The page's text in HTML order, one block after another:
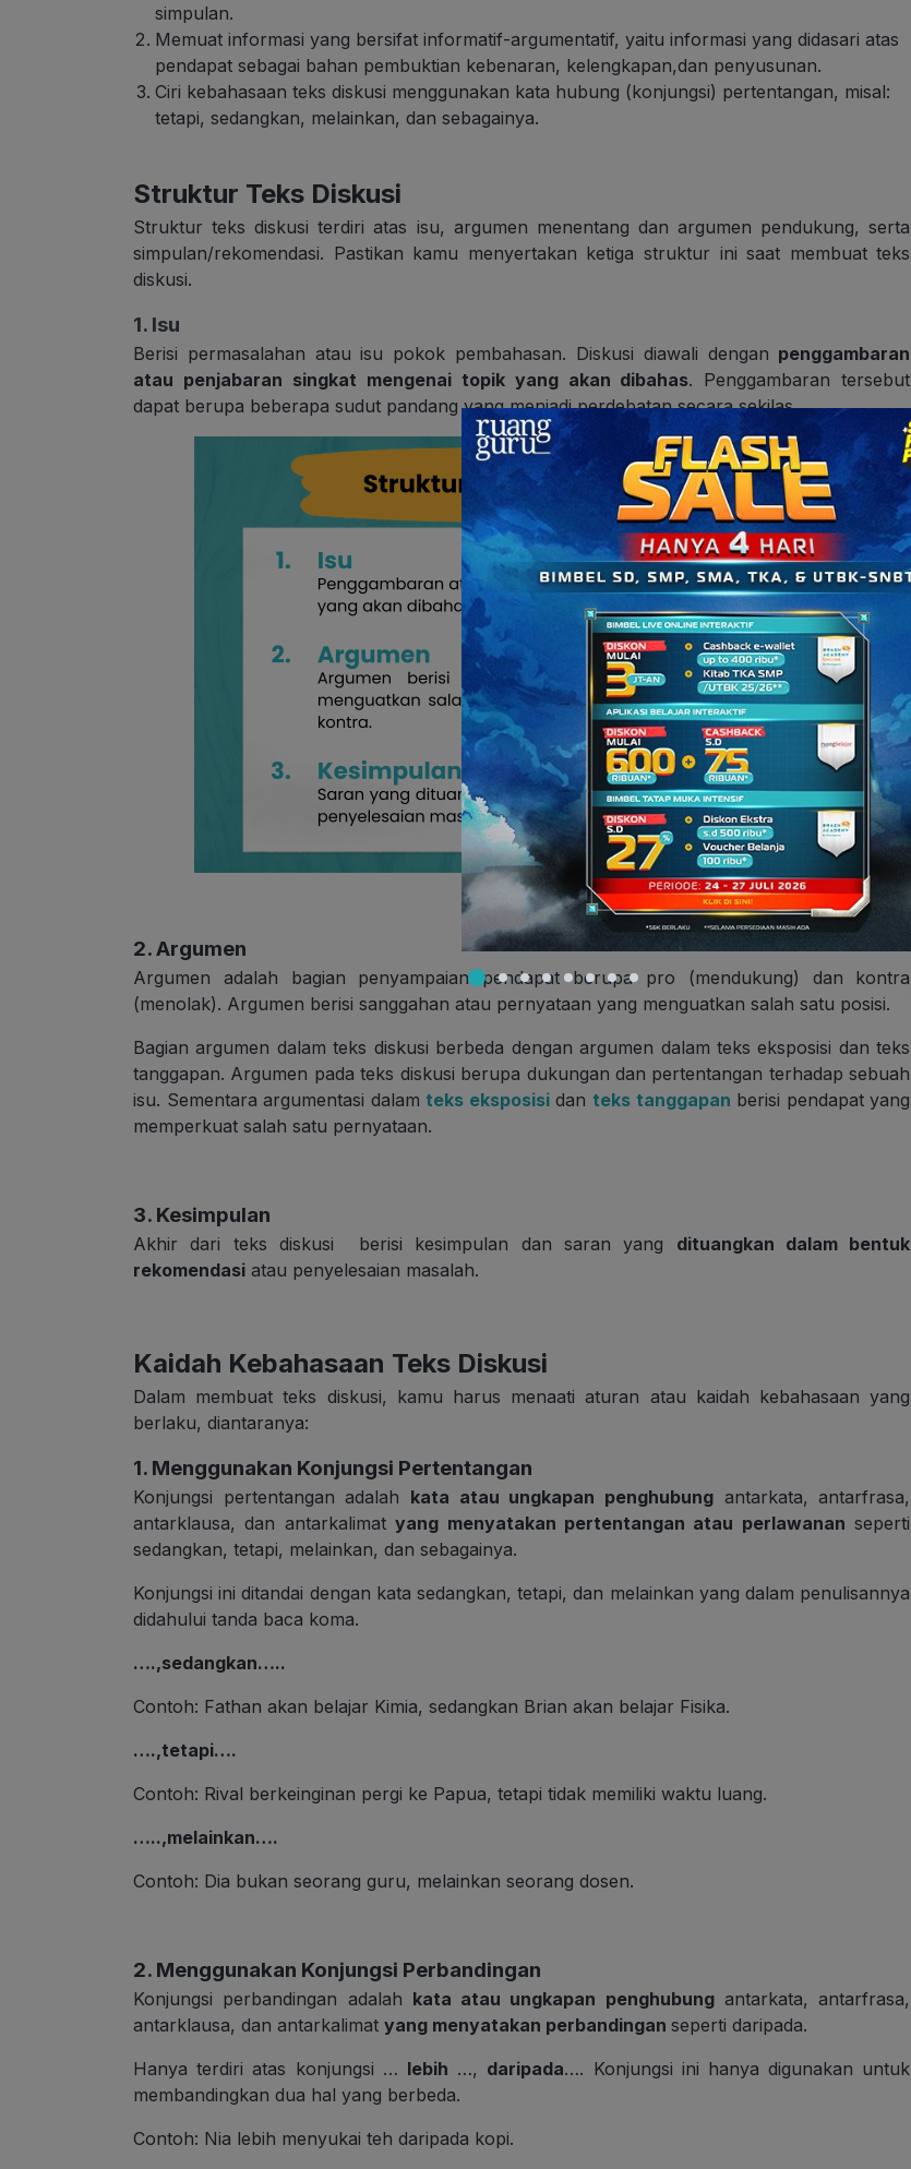
simpulan.
Memuat informasi yang bersifat informatif-argumentatif, yaitu informasi yang didasari atas
pendapat sebagai bahan pembuktian kebenaran, kelengkapan,dan penyusunan.
Ciri kebahasaan teks diskusi menggunakan kata hubung (konjungsi) pertentangan, misal:
tetapi, sedangkan, melainkan, dan sebagainya.
Struktur Teks Diskusi
Struktur teks diskusi terdiri atas isu, argumen menentang dan argumen pendukung, serta
simpulan/rekomendasi. Pastikan kamu menyertakan ketiga struktur ini saat membuat teks
diskusi.
1. Isu
Berisi permasalahan atau isu pokok pembahasan. Diskusi diawali dengan penggambaran
atau penjabaran singkat mengenai topik yang akan dibahas. Penggambaran tersebut
dapat berupa beberapa sudut pandang yang menjadi perdebatan secara sekilas.
2. Argumen
Argumen adalah bagian penyampaian pendapat berupa pro (mendukung) dan kontra
(menolak). Argumen berisi sanggahan atau pernyataan yang menguatkan salah satu posisi.
Bagian argumen dalam teks diskusi berbeda dengan argumen dalam teks eksposisi dan teks
tanggapan. Argumen pada teks diskusi berupa dukungan dan pertentangan terhadap sebuah
isu. Sementara argumentasi dalam teks eksposisidan teks tanggapan berisi pendapat yang
memperkuat salah satu pernyataan.
3. Kesimpulan
Akhir dari teks diskusi berisi kesimpulan dan saran yang dituangkan dalam bentuk
rekomendasi atau penyelesaian masalah.
Kaidah Kebahasaan Teks Diskusi
Dalam membuat teks diskusi, kamu harus menaati aturan atau kaidah kebahasaan yang
berlaku, diantaranya:
1. Menggunakan Konjungsi Pertentangan
Konjungsi pertentangan adalah kata atau ungkapan penghubung antarkata, antarfrasa,
antarklausa, dan antarkalimatyang menyatakan pertentangan atau perlawanan seperti
sedangkan, tetapi, melainkan, dan sebagainya.
Konjungsi ini ditandai dengan kata sedangkan, tetapi, dan melainkan yang dalam penulisannya
didahului tanda baca koma.
….,sedangkan…..
Contoh: Fathan akan belajar Kimia, sedangkan Brian akan belajar Fisika.
….,tetapi….
Contoh: Rival berkeinginan pergi ke Papua, tetapi tidak memiliki waktu luang.
…..,melainkan….
Contoh: Dia bukan seorang guru, melainkan seorang dosen.
2. Menggunakan Konjungsi Perbandingan
Konjungsi perbandingan adalah kata atau ungkapan penghubungantarkata, antarfrasa,
antarklausa, dan antarkalimat yang menyatakan perbandingan seperti daripada.
Hanya terdiri atas konjungsi … lebih …, daripada…. Konjungsi ini hanya digunakan untuk
membandingkan dua hal yang berbeda.
Contoh: Nia lebih menyukai teh daripada kopi.